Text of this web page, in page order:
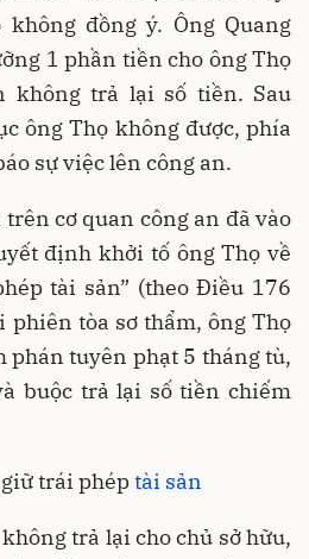
đồng ý. Ông Quang
1 phần tiền cho ông Thọ
không trả lại số tiền. Sau
ông Thọ không được, phía
sự việc lên công an.
cơ quan công an đã vào
định khởi tố ông Thọ về
tài sản” (theo Điều 176
phiên tòa sơ thẩm, ông Thọ
phán tuyên phạt 5 tháng tù,
buộc trả lại số tiền chiếm
trái phéptài sản
trả lại cho chủ sở hữu,